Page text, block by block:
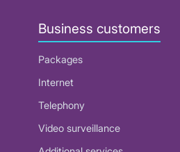
Business customers
Packages
Internet
Telephony
Video surveillance